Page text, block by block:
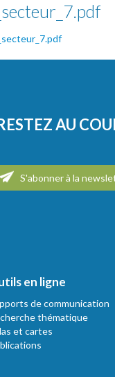
AU
S'abonner à la
en ligne
de communication
thématique
et cartes